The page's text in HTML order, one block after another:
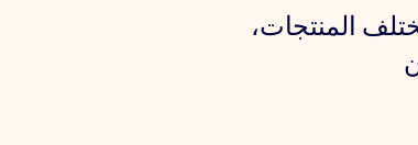
المنتجات،